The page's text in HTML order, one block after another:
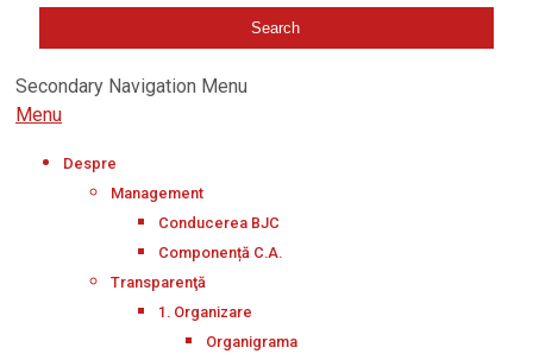
Secondary Navigation Menu
Menu
Despre
Management
Conducerea BJC
Componență C.A.
Transparenţă
1. Organizare
Organigrama